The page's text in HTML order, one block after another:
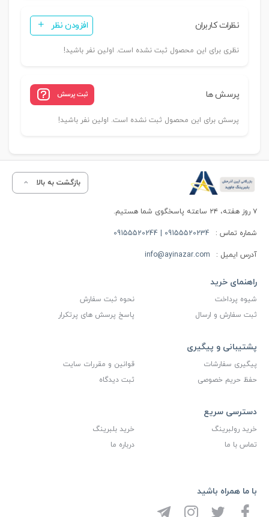
نظرات کاربران افزودن نظر
نظری برای این محصول ثبت نشده است. اولین نفر باشید!
پرسش ها ثبت پرسش
پرسش برای این محصول ثبت نشده است. اولین نفر باشید!
بازگشت به بالا
۷ روز هفته، ۲۴ ساعته پاسخگوی شما هستیم.
شماره تماس : 09155520234 | 09155520244
آدرس ایمیل : info@ayinazar.com
راهنمای خرید
شیوه پرداخت
نحوه ثبت سفارش
ثبت سفارش و ارسال
پاسخ پرسش های پرتکرار
پشتیبانی و پیگیری
پیگیری سفارشات
قوانین و مقررات سایت
حفظ حریم خصوصی
ثبت دیدگاه
دسترسی سریع
خرید رولبرینگ
خرید بلبرینگ
تماس با ما
درباره ما
با ما همراه باشید